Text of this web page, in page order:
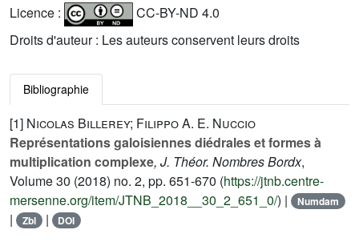
Licence :
CC-BY-ND 4.0
Droits d'auteur : Les auteurs conservent leurs droits
Bibliographie
[1] Nicolas Billerey; Filippo A. E. Nuccio
Représentations galoisiennes diédrales et formes à
multiplication complexe, J. Théor. Nombres Bordx,
Volume 30 (2018) no. 2, pp. 651-670 (https://jtnb.centre-
mersenne.org/item/JTNB_2018__30_2_651_0/) | Numdam
| Zbl | DOI